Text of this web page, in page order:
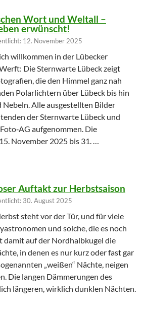
Wort und Weltall –
erwünscht!
12. November 2025
willkommen in der Lübecker
Die Sternwarte Lübeck zeigt
die den Himmel ganz nah
Polarlichtern über Lübeck bis hin
Nebeln. Alle ausgestellten Bilder
der Sternwarte Lübeck und
aufgenommen. Die
November 2025 bis 31. …
– Abheben erwünscht!
Auftakt zur Herbstsaison
30. August 2025
steht vor der Tür, und für viele
und solche, die es noch
damit auf der Nordhalbkugel die
in denen es nur kurz oder fast gar
„weißen“ Nächte, neigen
Die langen Dämmerungen des
längeren, wirklich dunklen Nächten.